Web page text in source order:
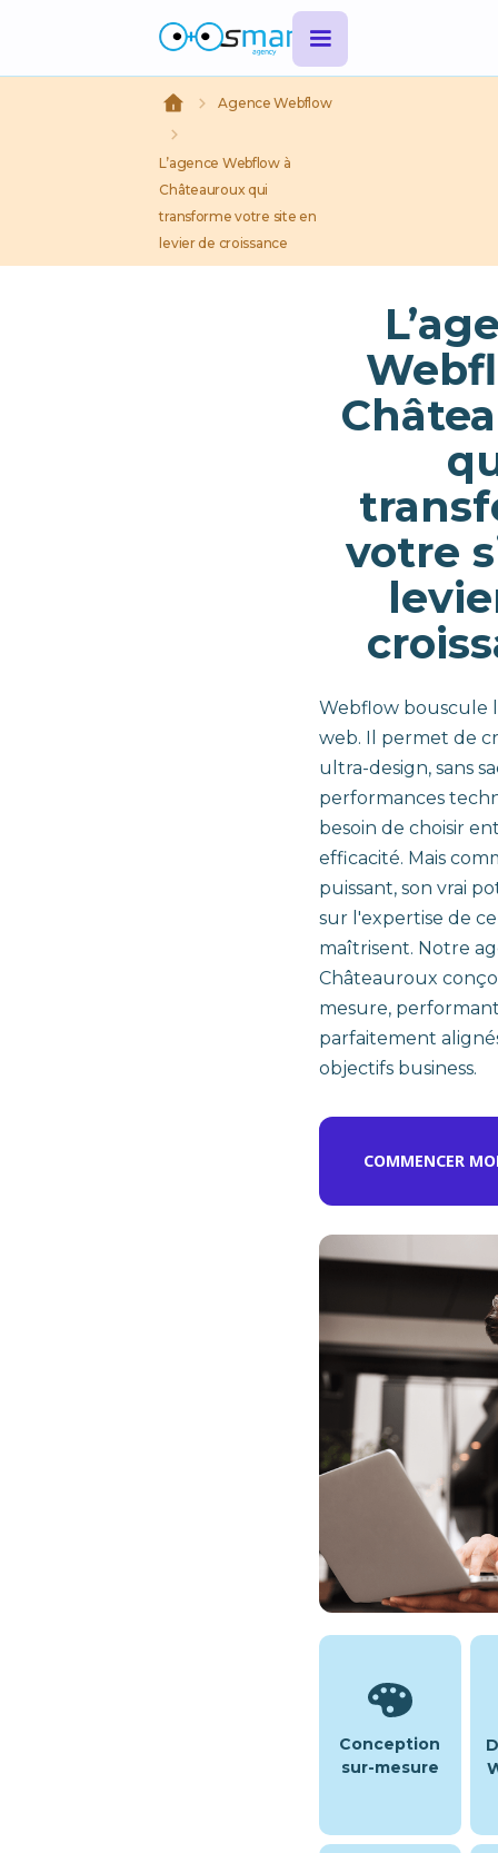
Agence Webflow
L’agence Webflow à
Châteauroux qui
transforme votre site en
levier de croissance
votre
Webflow bouscule
web. Il permet de
ultra-design, sans
performances
besoin de choisir
efficacité. Mais
puissant, son vrai
sur l'expertise de
maîtrisent. Notre
Châteauroux
mesure,
parfaitement
objectifs business.
COMMENCER
Conception
sur-mesure